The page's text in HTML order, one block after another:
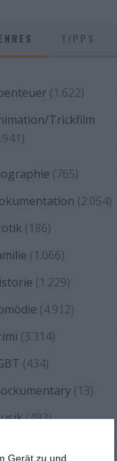
Gerät zu und
(1.622)
Trickfilm
(765)
(2.054)
(186)
(1.066)
(1.229)
(4.912)
(3.314)
(434)
(13)
(493)